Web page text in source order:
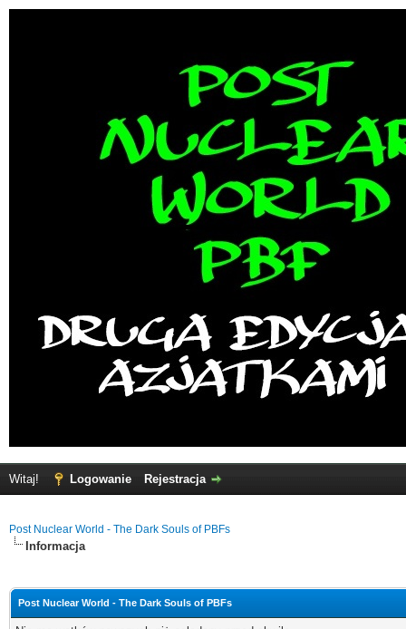
Witaj! Logowanie Rejestracja
Post Nuclear World - The Dark Souls of PBFs
Informacja
Post Nuclear World - The Dark Souls of PBFs